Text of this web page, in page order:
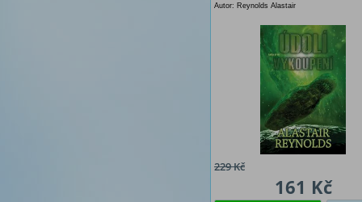
Autor: Reynolds Alastair
229 Kč
161 Kč